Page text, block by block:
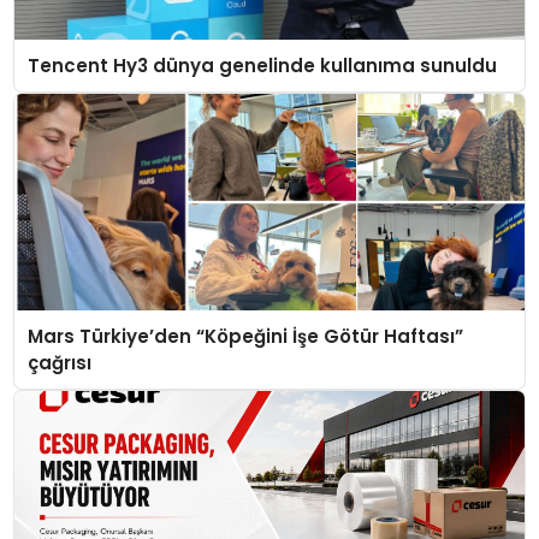
Tencent Hy3 dünya genelinde kullanıma sunuldu
Mars Türkiye’den “Köpeğini İşe Götür Haftası”
çağrısı